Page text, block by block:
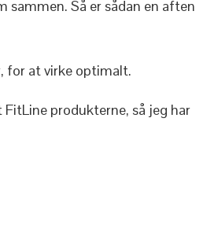
sammen. Så er sådan en aften
for at virke optimalt.
produkterne, så jeg har